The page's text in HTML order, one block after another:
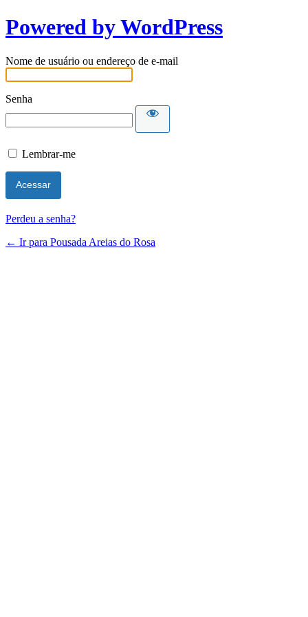
Powered by WordPress
Nome de usuário ou endereço de e-mail
Senha
Lembrar-me
Perdeu a senha?
← Ir para Pousada Areias do Rosa